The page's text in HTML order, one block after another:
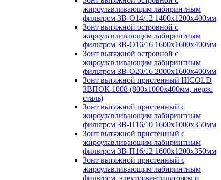
жироулавливающим лабиринтным
фильтром ЗВ-О14/12 1400х1200х400мм
Зонт вытяжной островной с
жироулавливающим лабиринтным
фильтром ЗВ-О16/16 1600х1600х400мм
Зонт вытяжной островной с
жироулавливающим лабиринтным
фильтром ЗВ-О20/16 2000х1600х400мм
Зонт вытяжной пристенный HICOLD
ЗВПОК-1008 (800х1000х400мм, нерж.
сталь)
Зонт вытяжной пристенный с
жироулавливающим лабиринтным
фильтром ЗВ-П16/10 1600х1000х350мм
Зонт вытяжной пристенный с
жироулавливающим лабиринтным
фильтром ЗВ-П16/12 1600х1200х350мм
Зонт вытяжной пристенный с
жироулавливающим лабиринтным
фильтром, электровентилятором и